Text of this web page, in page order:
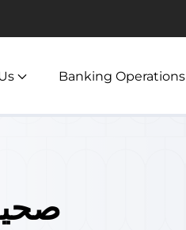
Banking Operations